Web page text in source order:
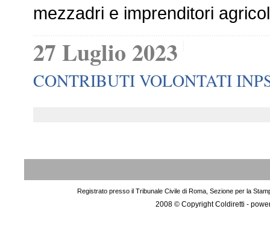
mezzadri e imprenditori
27 Luglio 2023
CONTRIBUTI VOLONTATI
Registrato presso il Tribunale Civile di Roma, Sezione per la
2008 © Copyright Coldiretti -